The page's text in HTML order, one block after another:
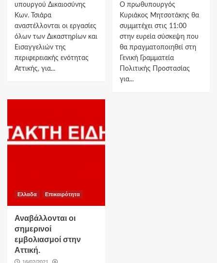
υπουργού Δικαιοσύνης
Κων. Τσιάρα
αναστέλλονται οι εργασίες
όλων των Δικαστηρίων και
Εισαγγελιών της
περιφερειακής ενότητας
Αττικής, για...
Ο πρωθυπουργός
Κυριάκος Μητσοτάκης θα
συμμετέχει στις 11:00
στην ευρεία σύσκεψη που
θα πραγματοποιηθεί στη
Γενική Γραμματεία
Πολιτικής Προστασίας
για...
Ελλαδα Επικαιρότητα
Αναβάλλονται οι
σημερινοί
εμβολιασμοί στην
Αττική.